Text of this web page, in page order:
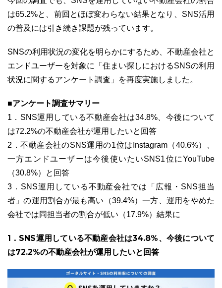
は65.2%と、前回とほぼ変わらない結果となり、SNS活用
の普及には引き続き課題が残っています。
SNSの利用状況の変化を明らかにするため、不動産会社と
エンドユーザーを対象に「住まい探しにおけるSNSの利用
状況に関するアンケート調査」を再度実施しました。
■アンケート調査サマリー
1．SNS運用している不動産会社は34.8%、今後について
は72.2%の不動産会社が運用したいと回答
2．不動産会社のSNS運用の1位はInstagram（40.6%）、
一方エンドユーザーは今後使いたいSNS1位にYouTube
（30.8%）と回答
3．SNS運用している不動産会社では「広報・SNS担当
者」の運用割合が最も高い（39.4%）一方、運用をやめた
会社では同担当者の割合が低い（17.9%）結果に
1．SNS運用している不動産会社は34.8%、今後について
は72.2%の不動産会社が運用したいと回答